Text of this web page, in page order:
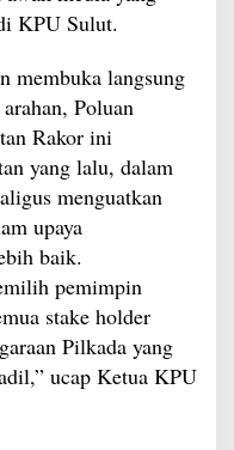
KPU Sulut.
membuka langsung
Poluan
Rakor ini
yang lalu, dalam
menguatkan
upaya
baik.
pemimpin
stake holder
Pilkada yang
ucap Ketua KPU